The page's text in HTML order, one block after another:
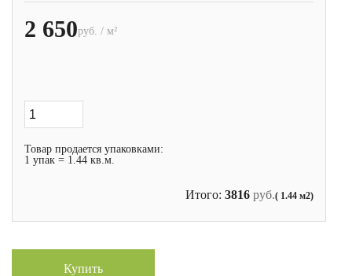
2 650руб. / м²
Товар продается упаковками:
1 упак = 1.44 кв.м.
Итого: 3816 руб.( 1.44 м2)
Купить